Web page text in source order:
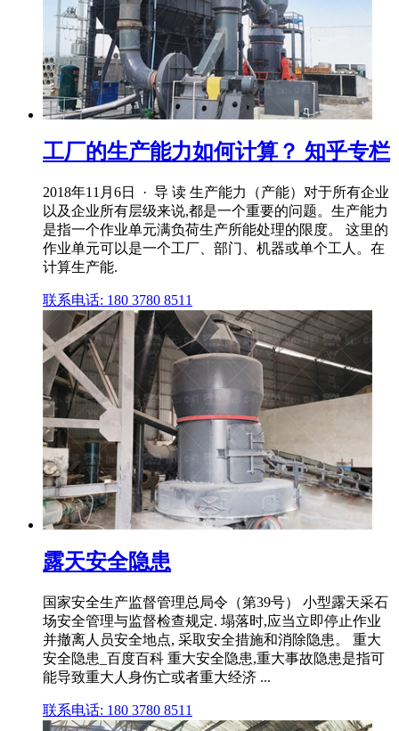
工厂的生产能力如何计算？ 知乎专栏
2018年11月6日 · 导 读 生产能力（产能）对于所有企业
以及企业所有层级来说,都是一个重要的问题。生产能力
是指一个作业单元满负荷生产所能处理的限度。 这里的
作业单元可以是一个工厂、部门、机器或单个工人。在
计算生产能.
联系电话: 180 3780 8511
露天安全隐患
国家安全生产监督管理总局令（第39号） 小型露天采石
场安全管理与监督检查规定. 塌落时,应当立即停止作业
并撤离人员安全地点, 采取安全措施和消除隐患。 重大
安全隐患_百度百科 重大安全隐患,重大事故隐患是指可
能导致重大人身伤亡或者重大经济 ...
联系电话: 180 3780 8511